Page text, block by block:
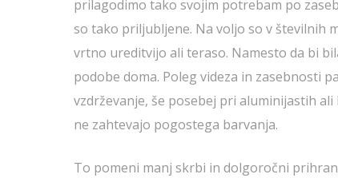
prilagodimo tako svojim potrebam po
so tako priljubljene. Na voljo so v številnih
vrtno ureditvijo ali teraso. Namesto da bi
podobe doma. Poleg videza in zasebnosti
vzdrževanje, še posebej pri aluminijastih
ne zahtevajo pogostega barvanja.
To pomeni manj skrbi in dolgoročni